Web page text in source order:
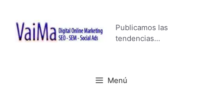
contenido
Publicamos las
tendencias…
Menú